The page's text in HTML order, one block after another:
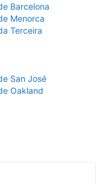
Barcelona
Menorca
Terceira
San José
Oakland